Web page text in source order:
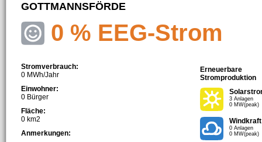
GOTTMANNSFÖRDE
0 % EEG-Strom
Stromverbrauch:
0 MWh/Jahr
Einwohner:
0 Bürger
Fläche:
0 km2
Anmerkungen:
Erneuerbare
Stromproduktion
3 Anlagen
0 MW(peak)
Windkraft
0 Anlagen
0 MW(peak)